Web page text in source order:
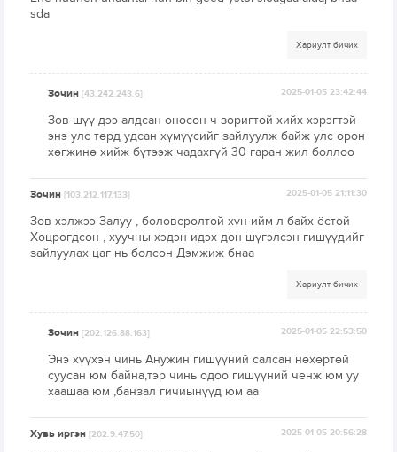
sda
Хариулт бичих
Зочин[43.242.243.6] 2025-01-05 23:42:44
Зөв шүү дээ алдсан оносон ч зоригтой хийх хэрэгтэй
энэ улс төрд удсан хүмүүсийг зайлуулж байж улс орон
хөгжинө хийж бүтээж чадахгүй 30 гаран жил боллоо
Зочин[103.212.117.133] 2025-01-05 21:11:30
Зөв хэлжээ Залуу , боловсролтой хүн ийм л байх ёстой
Хоцрогдсон , хуучны хэдэн идэх дон шүгэлсэн гишүүдийг
зайлуулах цаг нь болсон Дэмжиж бнаа
Хариулт бичих
Зочин[202.126.88.163] 2025-01-05 22:53:50
Энэ хүүхэн чинь Анужин гишүүний салсан нөхөртөй
суусан юм байна,тэр чинь одоо гишүүний ченж юм уу
хаашаа юм ,банзал гичиынүүд юм аа
Хувь иргэн[202.9.47.50] 2025-01-05 20:56:28